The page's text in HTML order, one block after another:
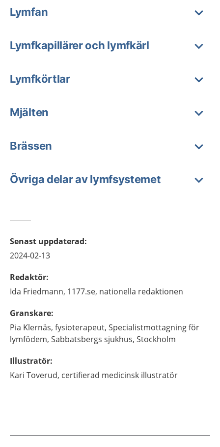
Lymfan
Lymfkapillärer och lymfkärl
Lymfkörtlar
Mjälten
Brässen
Övriga delar av lymfsystemet
Senast uppdaterad:
2024-02-13
Redaktör:
Ida Friedmann, 1177.se, nationella redaktionen
Granskare:
Pia Klernäs, fysioterapeut, Specialistmottagning för
lymfödem, Sabbatsbergs sjukhus, Stockholm
Illustratör:
Kari Toverud, certifierad medicinsk illustratör